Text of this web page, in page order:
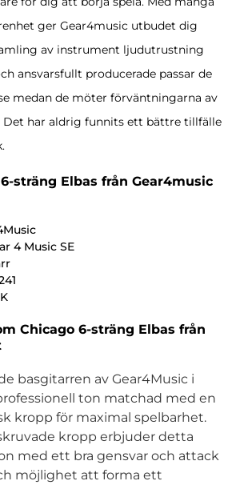
ger Gear4music utbudet dig
av instrument ljudutrustning
ansvarsfullt producerade passar de
medan de möter förväntningarna av
Det har aldrig funnits ett bättre tillfälle
sträng Elbas från Gear4music
4 Music SE
Chicago 6-sträng Elbas från
basgitarren av Gear4Music i
ton matchad med en
kropp för maximal spelbarhet.
kropp erbjuder detta
med ett bra gensvar och attack
möjlighet att forma ett